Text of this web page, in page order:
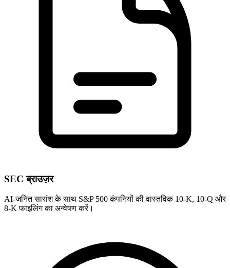
SEC ब्राउज़र
AI-जनित सारांश के साथ S&P 500 कंपनियों की वास्तविक 10-K, 10-Q और
8-K फाइलिंग का अन्वेषण करें।